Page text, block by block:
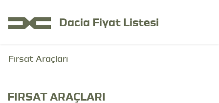
Dacia Fiyat Listesi
Fırsat Araçları
FIRSAT ARAÇLARI